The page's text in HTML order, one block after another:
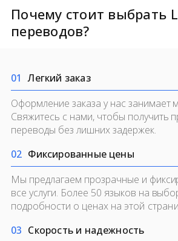
Почему стоит выбрать
переводов?
01
Легкий заказ
Оформление заказа у нас занимает
Свяжитесь с нами, чтобы получить
переводы без лишних задержек.
02 Фиксированные цены
Мы предлагаем прозрачные и
все услуги. Более 50 языков на
подробности о ценах на этой
03 Скорость и надежность